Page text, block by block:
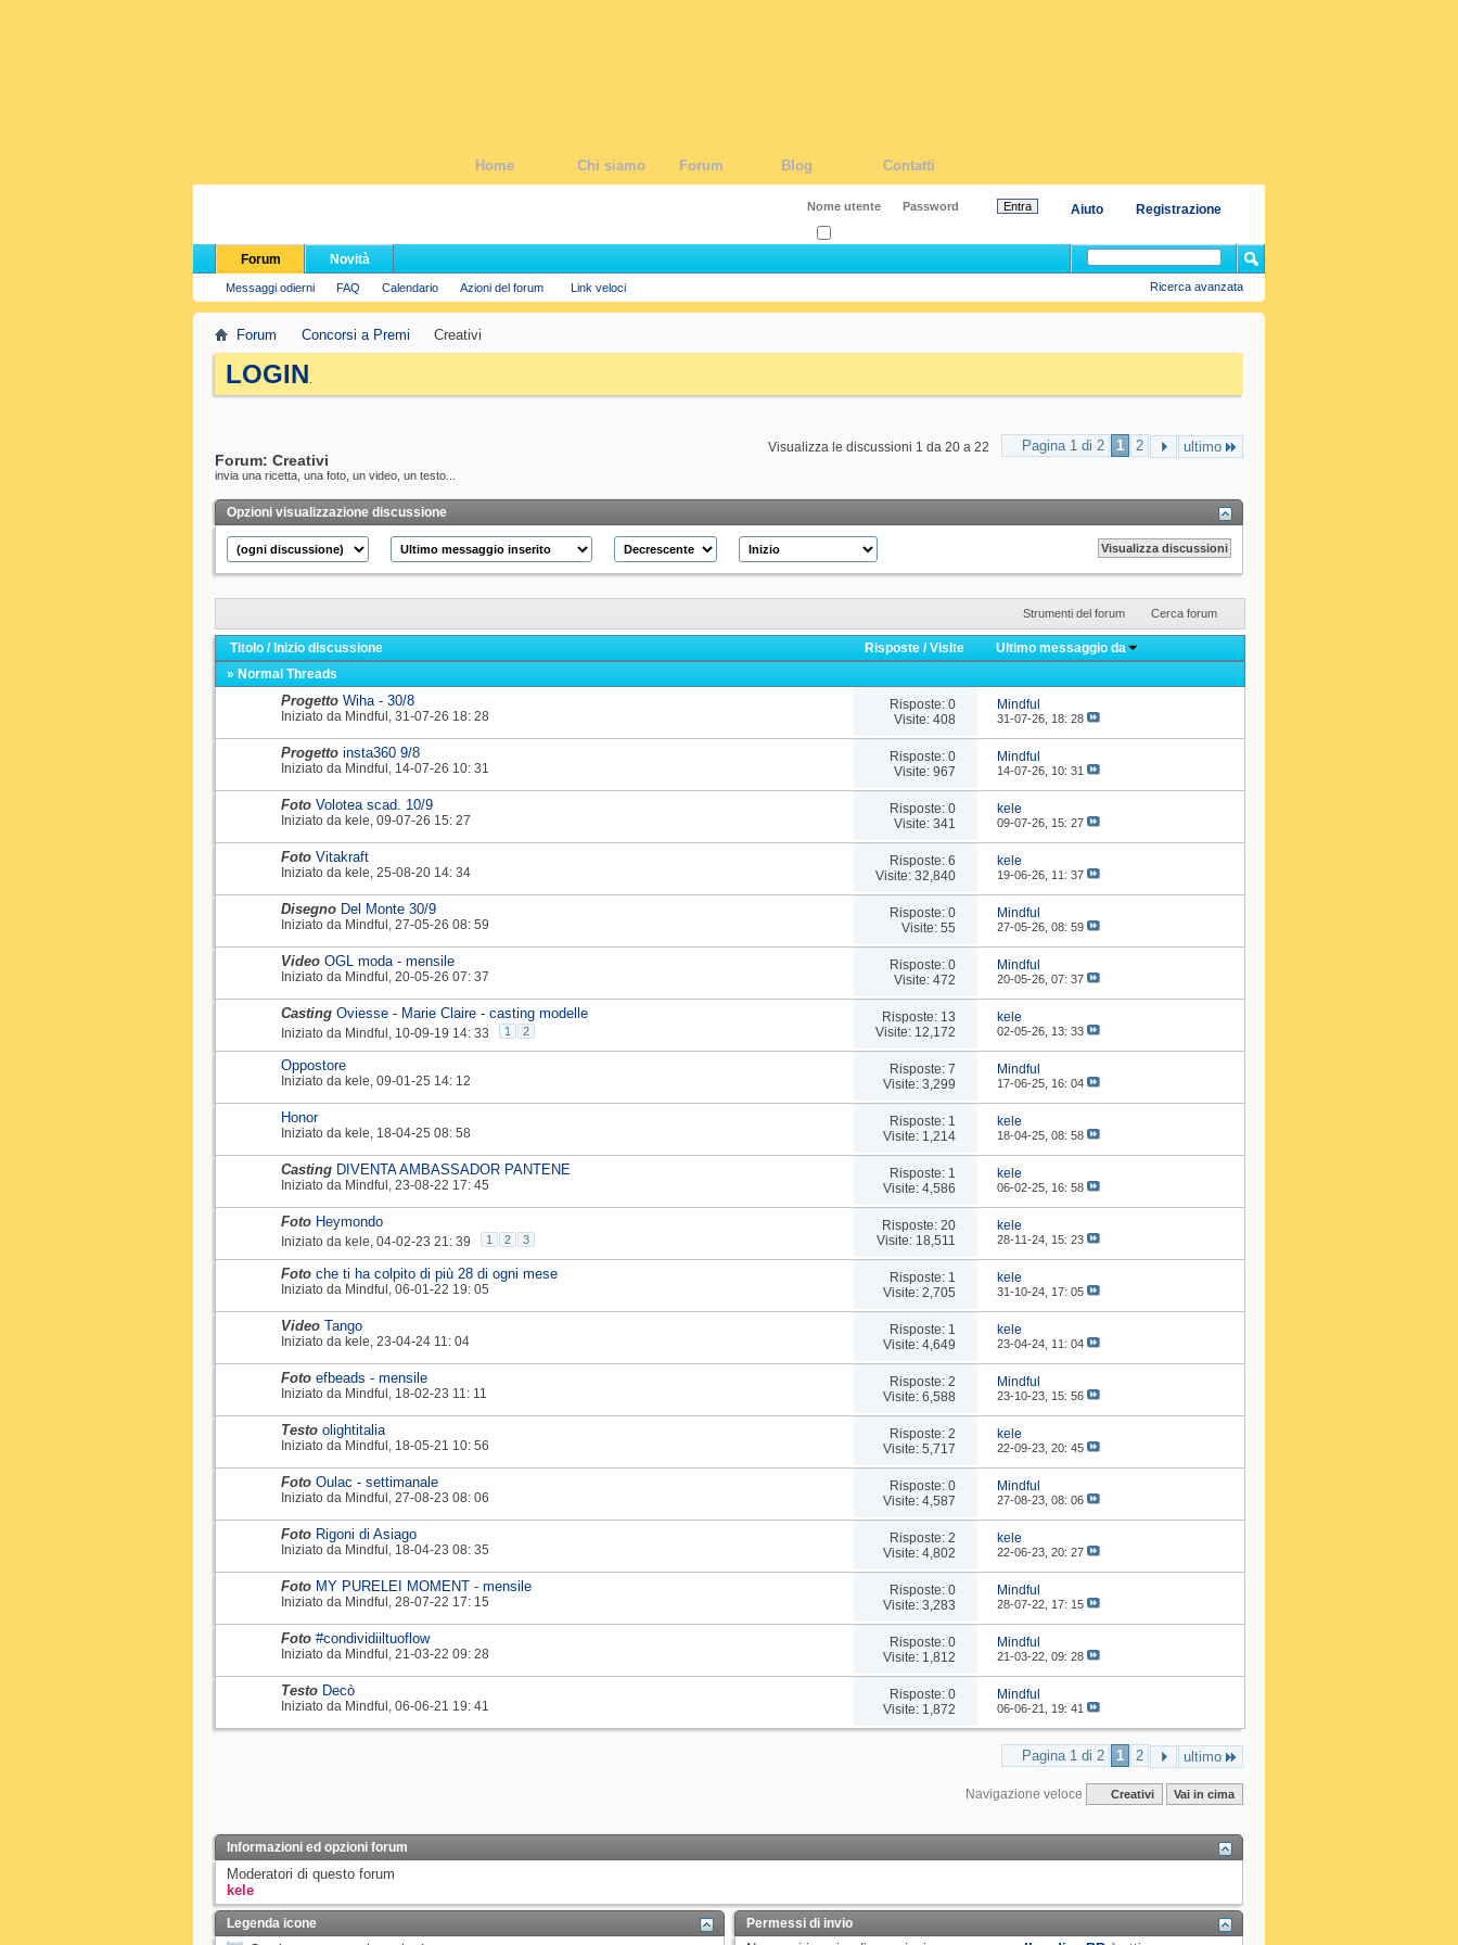
Home Chi siamo Forum Blog Contatti
Registrazione
Aiuto
Forum
Messaggi odierni FAQ Calendario Azioni del forum Link veloci
Novità
Ricerca avanzata
Forum Concorsi a Premi Creativi
LOGIN.
Pagina 1 di 2 1 2 ultimo
Visualizza le discussioni 1 da 20 a 22
Forum: Creativi
invia una ricetta, una foto, un video, un testo...
Opzioni visualizzazione discussione
Strumenti del forum Cerca forum
Titolo /Inizio discussione Risposte/Visite
Ultimo messaggio da
» Normal Threads
Progetto Wiha - 30/8
Iniziato da Mindful‎, 31-07-26 18: 28
Risposte: 0
Visite: 408
Mindful
31-07-26, 18: 28
Progetto insta360 9/8
Iniziato da Mindful‎, 14-07-26 10: 31
Risposte: 0
Visite: 967
Mindful
14-07-26, 10: 31
Foto Volotea scad. 10/9
Iniziato da kele‎, 09-07-26 15: 27
Risposte: 0
Visite: 341
kele
09-07-26, 15: 27
Foto Vitakraft
Iniziato da kele‎, 25-08-20 14: 34
Risposte: 6
Visite: 32,840
kele
19-06-26, 11: 37
Disegno Del Monte 30/9
Iniziato da Mindful‎, 27-05-26 08: 59
Risposte: 0
Visite: 55
Mindful
27-05-26,08: 59
Video OGL moda - mensile
Iniziato da Mindful‎, 20-05-26 07: 37
Risposte: 0
Visite: 472
Mindful
20-05-26,07: 37
Casting Oviesse - Marie Claire - casting modelle
Iniziato da Mindful‎, 10-09-19 14: 33 1 2
Risposte: 13
Visite: 12,172
kele
02-05-26, 13: 33
Oppostore
Iniziato da kele‎, 09-01-25 14: 12
Risposte: 7
Visite: 3,299
Mindful
17-06-25, 16: 04
Honor
Iniziato da kele‎, 18-04-25 08: 58
Risposte: 1
Visite: 1,214
kele
18-04-25,08: 58
Casting DIVENTA AMBASSADOR PANTENE
Iniziato da Mindful‎, 23-08-22 17: 45
Risposte: 1
Visite: 4,586
kele
06-02-25, 16: 58
Foto Heymondo
Iniziato da kele‎, 04-02-23 21: 39 1 2 3
Risposte: 20
Visite: 18,511
kele
28-11-24, 15: 23
Foto che ti ha colpito di più 28 di ogni mese
Iniziato da Mindful‎, 06-01-22 19: 05
Risposte: 1
Visite: 2,705
kele
31-10-24, 17: 05
Video Tango
Iniziato da kele‎, 23-04-24 11: 04
Risposte: 1
Visite: 4,649
kele
23-04-24, 11: 04
Foto efbeads - mensile
Iniziato da Mindful‎, 18-02-23 11: 11
Risposte: 2
Visite: 6,588
Mindful
23-10-23, 15: 56
Testo olightitalia
Iniziato da Mindful‎, 18-05-21 10: 56
Risposte: 2
Visite: 5,717
kele
22-09-23,20: 45
Foto Oulac - settimanale
Iniziato da Mindful‎, 27-08-23 08: 06
Risposte: 0
Visite: 4,587
Mindful
27-08-23,08: 06
Foto Rigoni di Asiago
Iniziato da Mindful‎, 18-04-23 08: 35
Risposte: 2
Visite: 4,802
kele
22-06-23,20: 27
Foto MY PURELEI MOMENT - mensile
Iniziato da Mindful‎, 28-07-22 17: 15
Risposte: 0
Visite: 3,283
Mindful
28-07-22, 17: 15
Foto #condividiiltuoflow
Iniziato da Mindful‎, 21-03-22 09: 28
Risposte: 0
Visite: 1,812
Mindful
21-03-22,09: 28
Testo Decò
Iniziato da Mindful‎, 06-06-21 19: 41
Risposte: 0
Visite: 1,872
Mindful
06-06-21, 19: 41
Pagina 1 di 2 1 2 ultimo
Navigazione veloce Creativi Vai in cima
Informazioni ed opzioni forum
Moderatori di questo forum
kele
Legenda icone Permessi di invio